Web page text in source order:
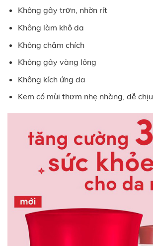
Không gây trơn, nhờn rít
Không làm khô da
Không châm chích
Không gây vàng lông
Không kích ứng da
Kem có mùi thơm nhẹ nhàng, dễ chịu